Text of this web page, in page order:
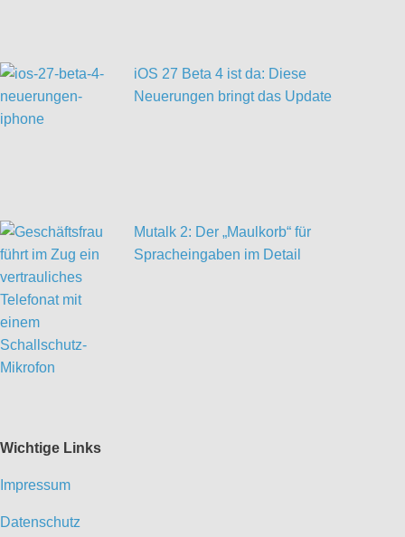
iOS 27 Beta 4 ist da: Diese
Neuerungen bringt das Update
Mutalk 2: Der „Maulkorb“ für
Spracheingaben im Detail
Wichtige Links
Impressum
Datenschutz